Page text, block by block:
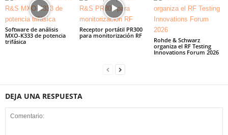
Software de análisis
MXO-K333 de potencia
trifásica
Receptor portátil PR300
para monitorización RF
Rohde & Schwarz
organiza el RF Testing
Innovations Forum 2026
DEJA UNA RESPUESTA